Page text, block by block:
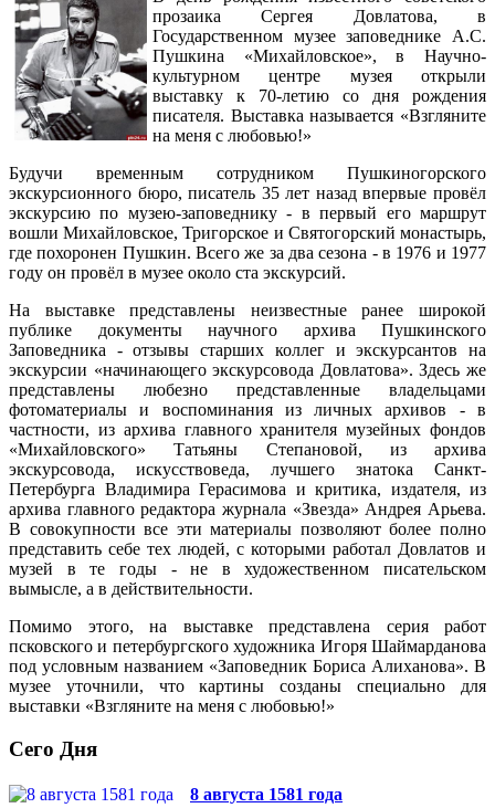
прозаика Сергея Довлатова, в
Государственном музее заповеднике А.С.
Пушкина «Михайловское», в Научно-
культурном центре музея открыли
выставку к 70-летию со дня рождения
писателя. Выставка называется «Взгляните
на меня с любовью!»
Будучи временным сотрудником Пушкиногорского
экскурсионного бюро, писатель 35 лет назад впервые провёл
экскурсию по музею-заповеднику - в первый его маршрут
вошли Михайловское, Тригорское и Святогорский монастырь,
где похоронен Пушкин. Всего же за два сезона - в 1976 и 1977
году он провёл в музее около ста экскурсий.
На выставке представлены неизвестные ранее широкой
публике документы научного архива Пушкинского
Заповедника - отзывы старших коллег и экскурсантов на
экскурсии «начинающего экскурсовода Довлатова». Здесь же
представлены любезно представленные владельцами
фотоматериалы и воспоминания из личных архивов - в
частности, из архива главного хранителя музейных фондов
«Михайловского» Татьяны Степановой, из архива
экскурсовода, искусствоведа, лучшего знатока Санкт-
Петербурга Владимира Герасимова и критика, издателя, из
архива главного редактора журнала «Звезда» Андрея Арьева.
В совокупности все эти материалы позволяют более полно
представить себе тех людей, с которыми работал Довлатов и
музей в те годы - не в художественном писательском
вымысле, а в действительности.
Помимо этого, на выставке представлена серия работ
псковского и петербургского художника Игоря Шаймарданова
под условным названием «Заповедник Бориса Алиханова». В
музее уточнили, что картины созданы специально для
выставки «Взгляните на меня с любовью!»
Сего Дня
8 августа 1581 года